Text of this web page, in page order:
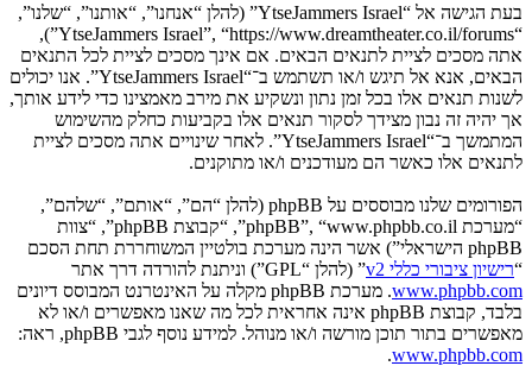
בעת הגישה אל “YtseJammers Israel” (להלן “אנחנו”, “אותנו”, “שלנו”,
“YtseJammers Israel”, “https://www.dreamtheater.co.il/forums”),
אתה מסכים לציית לתנאים הבאים. אם אינך מסכים לציית לכל התנאים
הבאים, אנא אל תיגש ו/או תשתמש ב־“YtseJammers Israel”. אנו יכולים
לשנות תנאים אלו בכל זמן נתון ונשקיע את מירב מאמצינו כדי לידע אותך,
אך יהיה זה נבון מצידך לסקור תנאים אלו בקביעות כחלק מהשימוש
המתמשך ב־“YtseJammers Israel”. לאחר שינויים אתה מסכים לציית
לתנאים אלו כאשר הם מעודכנים ו/או מתוקנים.
הפורומים שלנו מבוססים על phpBB (להלן “הם”, “אותם”, “שלהם”,
“מערכת phpBB”, “www.phpbb.co.il”, “קבוצת phpBB”, “צוות
phpBB הישראלי”) אשר הינה מערכת בולטיין המשוחררת תחת הסכם
“רישיון ציבורי כללי v2
” (להלן “GPL”) וניתנת להורדה דרך אתר
www.phpbb.com
. מערכת phpBB מקלה על האינטרנט המבוסס דיונים
בלבד, קבוצת phpBB אינה אחראית לכל מה שאנו מאפשרים ו/או לא
מאפשרים בתור תוכן מורשה ו/או מנוהל. למידע נוסף לגבי phpBB, ראה:
www.phpbb.com
.